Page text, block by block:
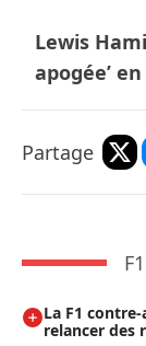
Lewis
apogée’ en
Partage
La F1
relancer des